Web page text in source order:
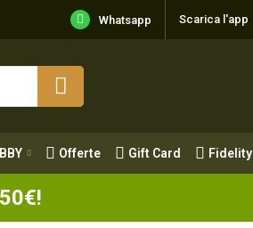
Whatsapp Scarica l'app
Offerte Gift Card Fidelity
Offerte Gift Card Fidelity